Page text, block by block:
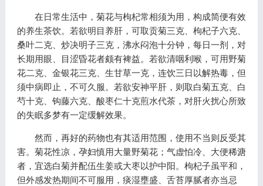
在日常生活中，菊花与枸杞常相须为用，构成简便有效
的养生茶饮。若欲明目养肝，可取贡菊三克、枸杞子六克、
桑叶二克、炒决明子三克，沸水闷泡十分钟，每日一剂，对
长期用眼、目涩昏花者颇有裨益。若欲清咽利喉，可用野菊
花二克、金银花三克、生甘草一克，连饮三日以解热毒，但
须中病即止，不可久服。若欲安神平肝，则取白菊五克、白
芍十克、钩藤六克、酸枣仁十克煎水代茶，对肝火扰心所致
的失眠多梦有一定缓解效果。
然而，再好的药物也有其适用范围，使用不当则反受其
害。菊花性凉，孕妇慎用大量野菊花；气虚怕冷、大便稀溏
者，宜选白菊并配伍生姜或大枣以护中阳。枸杞子虽平和，
但外感发热期间不可服用，痰湿壅盛、舌苔厚腻者亦当忌